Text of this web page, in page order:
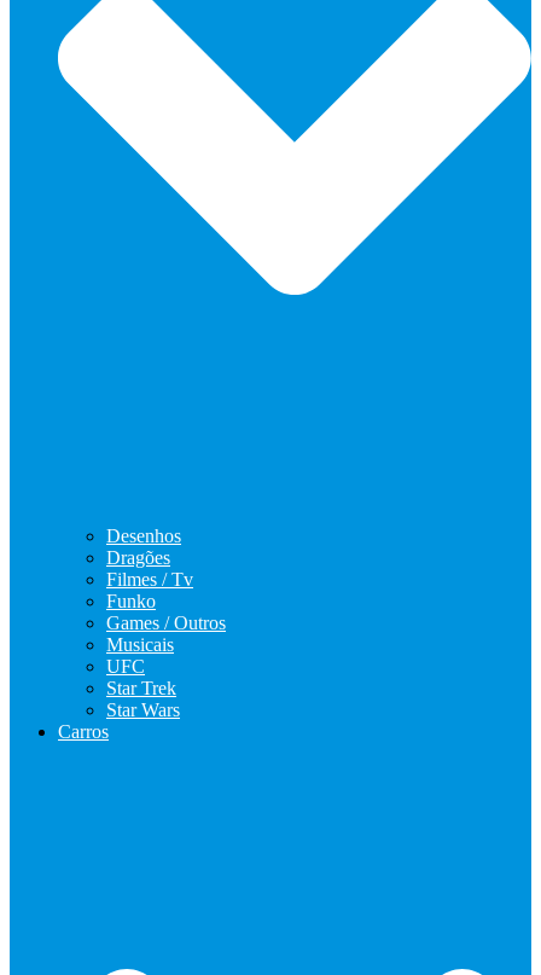
Desenhos
Dragões
Filmes / Tv
Funko
Games / Outros
Musicais
UFC
Star Trek
Star Wars
Carros